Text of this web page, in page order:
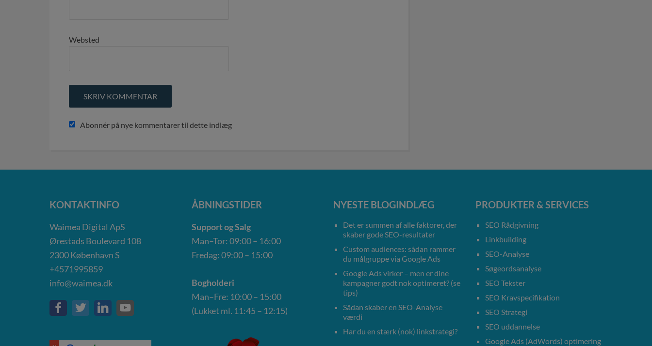
Websted
Abonnér på nye kommentarer til dette indlæg
KONTAKTINFO
Waimea Digital ApS
Ørestads Boulevard 108
2300København S
+4571995859
info@waimea.dk
ÅBNINGSTIDER
Support og Salg
Man–Tor: 09:00 – 16:00
Fredag: 09:00 – 15:00
Bogholderi
Man–Fre: 10:00 – 15:00
(Lukket ml. 11:45 – 12:15)
NYESTE BLOGINDLÆG
Det er summen af alle faktorer, der
skaber gode SEO-resultater
Custom audiences: sådan rammer
du målgruppe via Google Ads
Google Ads virker – men er dine
kampagner godt nok optimeret? (se
tips)
Sådan skaber en SEO-Analyse
værdi
Har du en stærk (nok) linkstrategi?
PRODUKTER & SERVICES
SEO Rådgivning
Linkbuilding
SEO-Analyse
Søgeordsanalyse
SEO Tekster
SEO Kravspecifikation
SEO Strategi
SEO uddannelse
Google Ads (AdWords) optimering